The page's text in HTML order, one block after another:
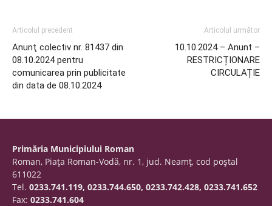
Articolul precedent
Anunţ colectiv nr. 81437 din
08.10.2024 pentru
comunicarea prin publicitate
din data de 08.10.2024
Articolul următor
10.10.2024 – Anunt –
RESTRICȚIONARE
CIRCULAȚIE
Primăria Municipiului Roman
Roman, Piaţa Roman-Vodă, nr. 1, jud. Neamţ, cod poştal
611022
Tel. 0233.741.119, 0233.744.650, 0233.742.428, 0233.741.652
Fax: 0233.741.604